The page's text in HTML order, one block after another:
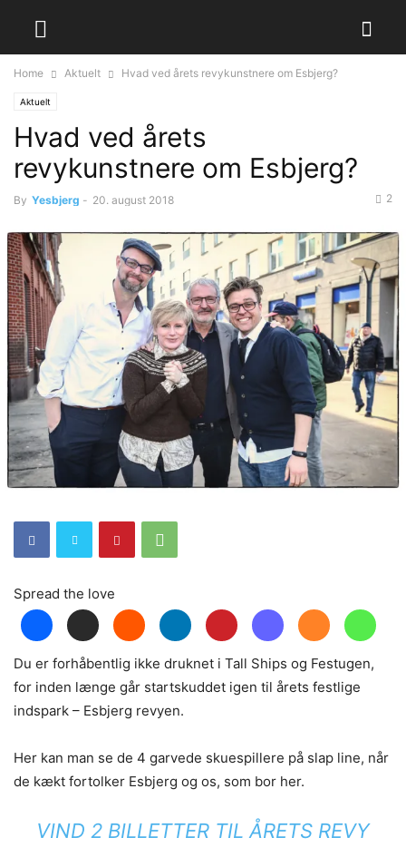
Home Aktuelt Hvad ved årets revykunstnere om Esbjerg?
Aktuelt
Hvad ved årets
revykunstnere om Esbjerg?
By Yesbjerg - 20. august 2018 2
Spread the love
Du er forhåbentlig ikke druknet i Tall Ships og Festugen,
for inden længe går startskuddet igen til årets festlige
indspark – Esbjerg revyen.
Her kan man se de 4 garvede skuespillere på slap line, når
de kækt fortolker Esbjerg og os, som bor her.
VIND 2 BILLETTER TIL ÅRETS REVY